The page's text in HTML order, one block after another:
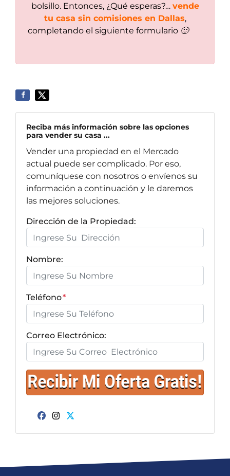
bolsillo. Entonces, ¿Qué esperas?… vende
tu casa sin comisiones en Dallas,
completando el siguiente formulario 🙂
Reciba más información sobre las opciones
para vender su casa ...
Vender una propiedad en el Mercado
actual puede ser complicado. Por eso,
comuníquese con nosotros o envíenos su
información a continuación y le daremos
las mejores soluciones.
Dirección de la Propiedad:
Nombre:
Teléfono*
Correo Electrónico:
Facebook